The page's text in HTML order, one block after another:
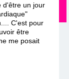
d'être un jour
C'est pour
être
me posait